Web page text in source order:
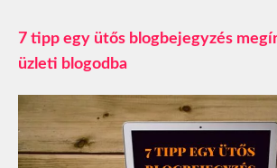
7 tipp egy ütős blogbejegyzés
üzleti blogodba